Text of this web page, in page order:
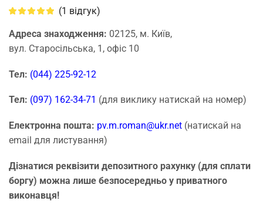
(1 відгук)
Адреса знаходження: 02125, м. Київ,
вул. Старосільська, 1, офіс 10
Тел: (044) 225-92-12
Тел: (097) 162-34-71 (для виклику натискай на номер)
Електронна пошта: pv.m.roman@ukr.net (натискай на
email для листування)
Дізнатися реквізити депозитного рахунку (для сплати
боргу) можна лише безпосередньо у приватного
виконавця!